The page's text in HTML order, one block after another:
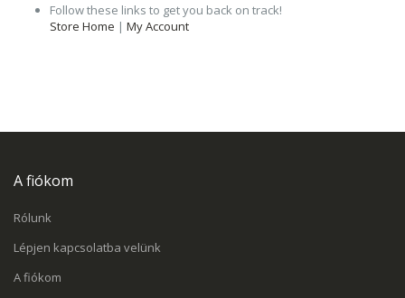
Follow these links to get you back on track!
Store Home | My Account
A fiókom
Rólunk
Lépjen kapcsolatba velünk
A fiókom